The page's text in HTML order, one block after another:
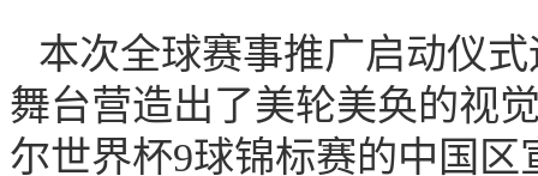
本次全球赛事推广启动仪
舞台营造出了美轮美奂的视
尔世界杯9球锦标赛的中国区